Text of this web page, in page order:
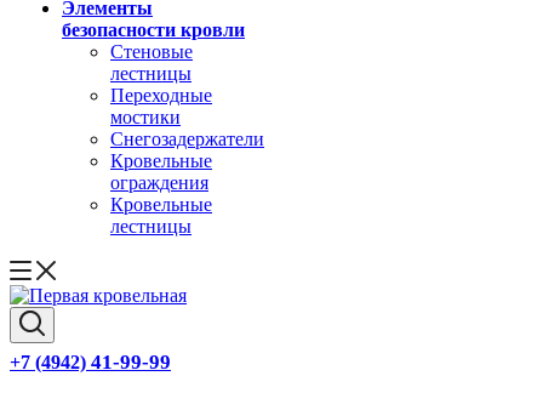
Элементы
безопасности кровли
Стеновые
лестницы
Переходные
мостики
Снегозадержатели
Кровельные
ограждения
Кровельные
лестницы
+7 (4942) 41-99-99